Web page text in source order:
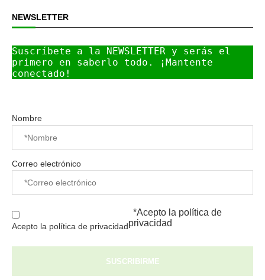
NEWSLETTER
Suscríbete a la NEWSLETTER y serás el
primero en saberlo todo. ¡Mantente
conectado!
Nombre
Correo electrónico
Acepto la política de privacidad
*Acepto la política de
privacidad